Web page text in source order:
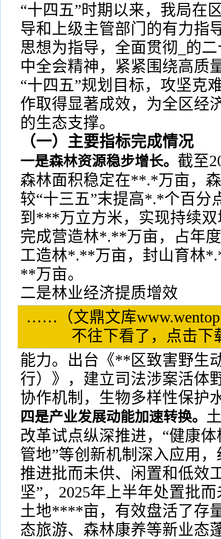
“十四五”时期以来，我局在
导和上级主管部门的有力指
思想为指导，全面贯彻_的
中全会精神，紧紧围绕高质
“十四五”规划目标，攻坚克
作取得显著成效，为全区经
的生态支撑。
（一）主要指标完成情况
一是森林资源稳步增长。 截至
森林面积稳定在**.*万亩，
较“十三五”末提高*.*个百分
到***万立方米，实现持续双
完成营造林*.**万亩，占年
工造林*.**万亩，封山育林
**万亩。
二是林业经济提质增效
……（文鼎文库
不往下看了，点击
能力。出台《**区致害野生
行）》，建立司法涉案活体
协作机制，生物多样性保护
四是产业发展动能加速转换。
改革试点纵深推进，“健康
管地”等创新机制深入应用
推进批而未供、闲置和低效
坚”，2025年上半年处置批
土地****亩，有效盘活了存
态旅游、森林康养等新业态